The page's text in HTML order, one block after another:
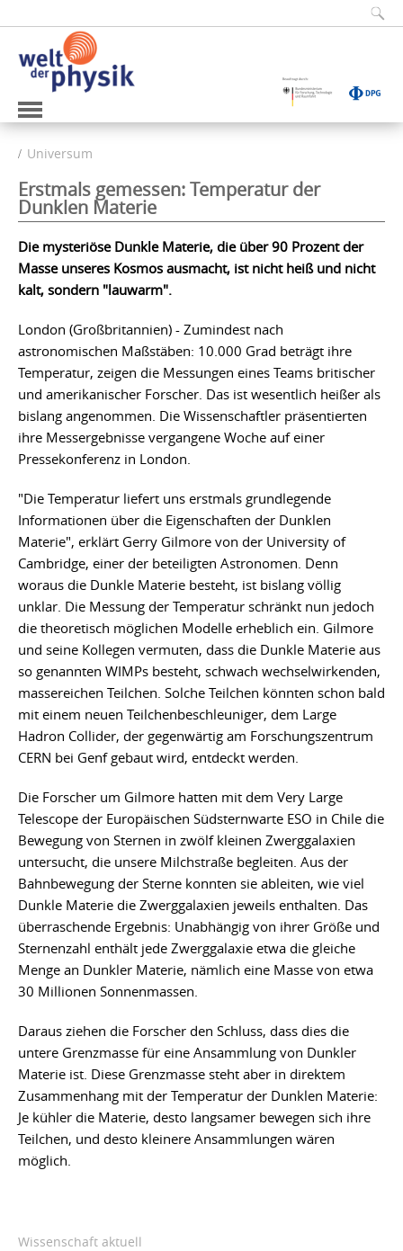
Universum
Erstmals gemessen: Temperatur der
Dunklen Materie
Die mysteriöse Dunkle Materie, die über 90 Prozent der
Masse unseres Kosmos ausmacht, ist nicht heiß und nicht
kalt, sondern "lauwarm".
London (Großbritannien) - Zumindest nach
astronomischen Maßstäben: 10.000 Grad beträgt ihre
Temperatur, zeigen die Messungen eines Teams britischer
und amerikanischer Forscher. Das ist wesentlich heißer als
bislang angenommen. Die Wissenschaftler präsentierten
ihre Messergebnisse vergangene Woche auf einer
Pressekonferenz in London.
"Die Temperatur liefert uns erstmals grundlegende
Informationen über die Eigenschaften der Dunklen
Materie", erklärt Gerry Gilmore von der University of
Cambridge, einer der beteiligten Astronomen. Denn
woraus die Dunkle Materie besteht, ist bislang völlig
unklar. Die Messung der Temperatur schränkt nun jedoch
die theoretisch möglichen Modelle erheblich ein. Gilmore
und seine Kollegen vermuten, dass die Dunkle Materie aus
so genannten WIMPs besteht, schwach wechselwirkenden,
massereichen Teilchen. Solche Teilchen könnten schon bald
mit einem neuen Teilchenbeschleuniger, dem Large
Hadron Collider, der gegenwärtig am Forschungszentrum
CERN bei Genf gebaut wird, entdeckt werden.
Die Forscher um Gilmore hatten mit dem Very Large
Telescope der Europäischen Südsternwarte ESO in Chile die
Bewegung von Sternen in zwölf kleinen Zwerggalaxien
untersucht, die unsere Milchstraße begleiten. Aus der
Bahnbewegung der Sterne konnten sie ableiten, wie viel
Dunkle Materie die Zwerggalaxien jeweils enthalten. Das
überraschende Ergebnis: Unabhängig von ihrer Größe und
Sternenzahl enthält jede Zwerggalaxie etwa die gleiche
Menge an Dunkler Materie, nämlich eine Masse von etwa
30 Millionen Sonnenmassen.
Daraus ziehen die Forscher den Schluss, dass dies die
untere Grenzmasse für eine Ansammlung von Dunkler
Materie ist. Diese Grenzmasse steht aber in direktem
Zusammenhang mit der Temperatur der Dunklen Materie:
Je kühler die Materie, desto langsamer bewegen sich ihre
Teilchen, und desto kleinere Ansammlungen wären
möglich.
Wissenschaft aktuell